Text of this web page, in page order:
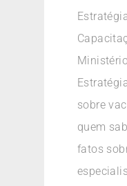
sobre
quem
fatos